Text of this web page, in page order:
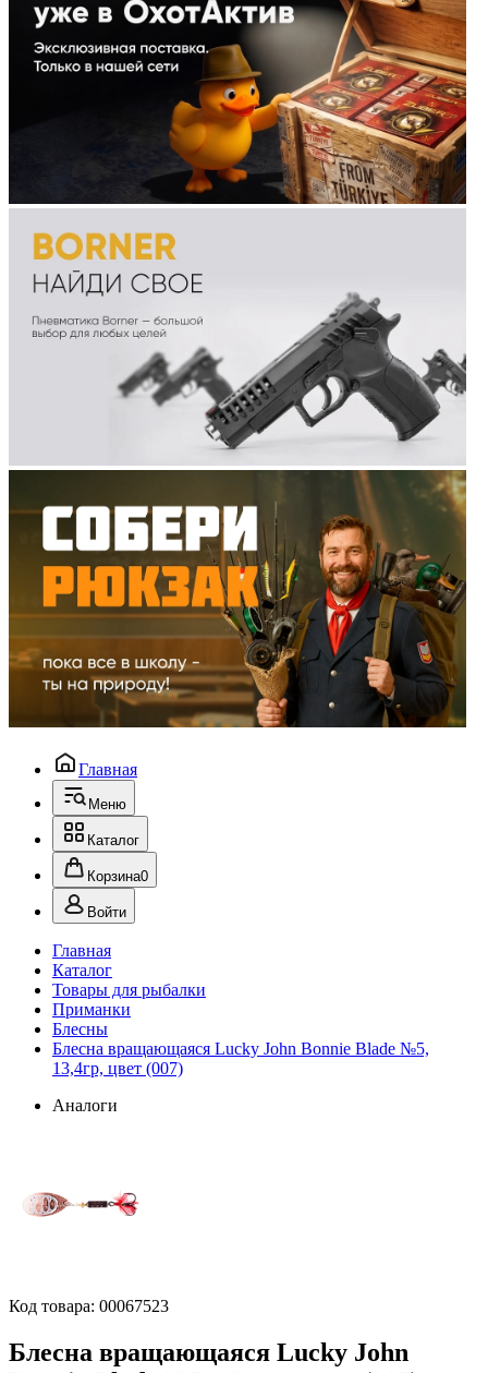
Главная
Меню
Каталог
Корзина0
Войти
Главная
Каталог
Товары для рыбалки
Приманки
Блесны
Блесна вращающаяся Lucky John Bonnie Blade №5,
13,4гр, цвет (007)
Аналоги
Код товара: 00067523
Блесна вращающаяся Lucky John